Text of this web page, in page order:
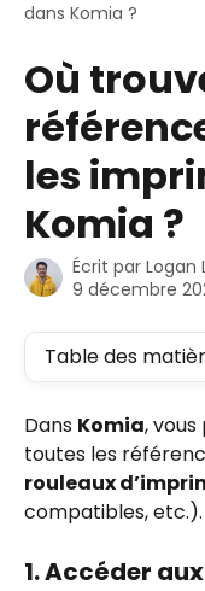
dans Komia ?
Où
les
Komia ?
Écrit par Logan
9 décembre
Table des
Dans Komia,
toutes les
rouleaux
compatibles, etc.).
1. Accéder